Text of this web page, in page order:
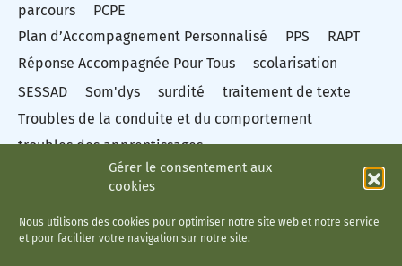
Gérer le consentement aux
cookies
Nous utilisons des cookies pour optimiser notre site web et notre service
et pour faciliter votre navigation sur notre site.
parcours
PCPE
Plan d’Accompagnement Personnalisé
PPS
RAPT
Réponse Accompagnée Pour Tous
scolarisation
SESSAD
Som'dys surdité
traitement de texte
Troubles de la conduite et du comportement
troubles des apprentissages
Troubles du spectre autistique
Troubles dys